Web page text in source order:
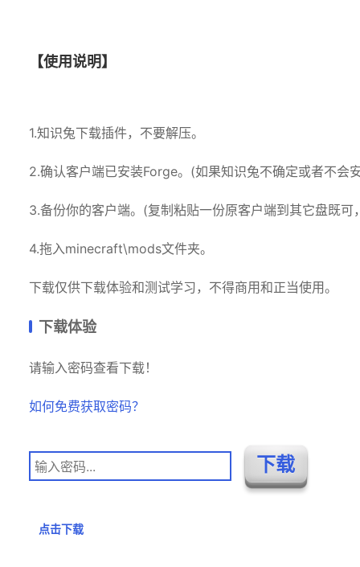
【使用说明】
1.知识兔下载插件，不要解压。
2.确认客户端已安装Forge。(如果知识兔不确定或者不会
3.备份你的客户端。(复制粘贴一份原客户端到其它盘既
4.拖入minecraft\mods文件夹。
下载仅供下载体验和测试学习，不得商用和正当使用。
下载体验
请输入密码查看下载！
如何免费获取密码？
点击下载